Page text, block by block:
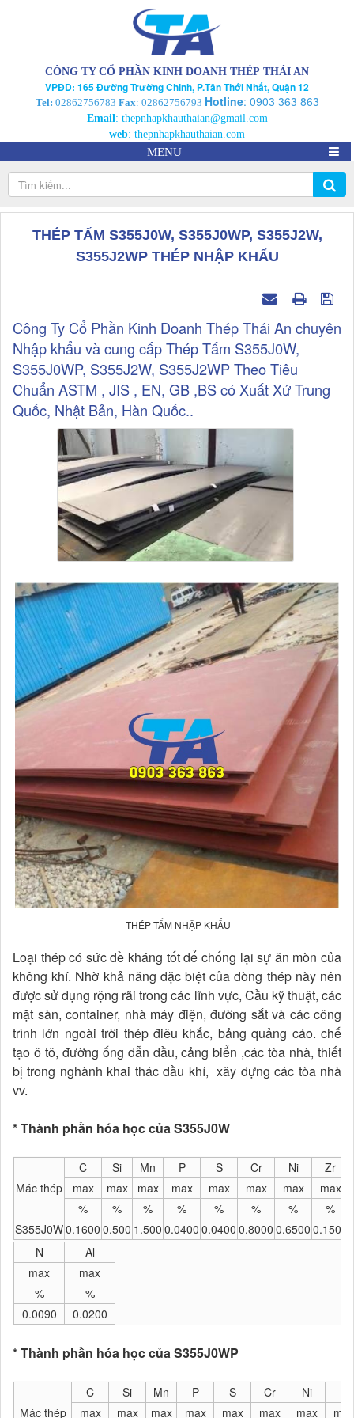
CÔNG TY CỔ PHẦN KINH DOANH THÉP THÁI AN
VPĐD: 165 Đường Trường Chinh, P.Tân Thới Nhất, Quận 12
Tel: 02862756783 Fax: 02862756793 Hotline: 0903 363 863
Email: thepnhapkhauthaian@gmail.com
web: thepnhapkhauthaian.com
MENU
THÉP TẤM S355J0W, S355J0WP, S355J2W,
S355J2WP THÉP NHẬP KHẨU
Công Ty Cổ Phần Kinh Doanh Thép Thái An chuyên
Nhập khẩu và cung cấp Thép Tấm S355J0W,
S355J0WP, S355J2W, S355J2WP Theo Tiêu
Chuẩn ASTM , JIS , EN, GB ,BS có Xuất Xứ Trung
Quốc, Nhật Bản, Hàn Quốc..
THÉP TẤM NHẬP KHẨU
Loại thép có sức đề kháng tốt để chống lại sự ăn mòn của
không khí. Nhờ khả năng đặc biệt của dòng thép này nên
được sử dụng rộng rãi trong các lĩnh vực, Cầu kỹ thuật, các
mặt sàn, container, nhà máy điện, đường sắt và các công
trình lớn ngoài trời thép điêu khắc, bảng quảng cáo. chế
tạo ô tô, đường ống dẫn dầu, cảng biển ,các tòa nhà, thiết
bị trong nghành khai thác dầu khí, xây dựng các tòa nhà
vv.
* Thành phần hóa học của S355J0W
Mác thép
C Si Mn P S Cr Ni
Zr
max
max max max max max max max
%
% % % % % %
%
S355J0W0.1600 0.500 1.500 0.0400 0.0400 0.8000 0.6500 0.1500
N
Al
max
max
%
%
0.0090
0.0200
* Thành phần hóa học của S355J0WP
Mác thép
C Si Mn P S Cr Ni
max
max max max max max max max